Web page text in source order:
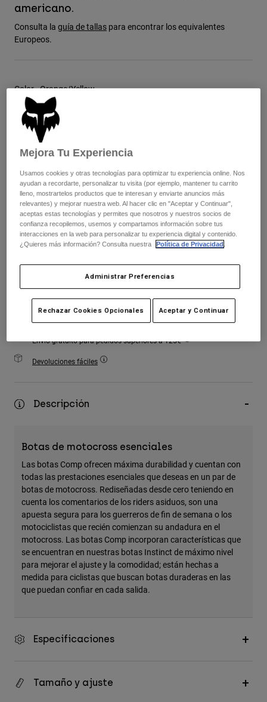
Product Help
Guía de Equipamiento de MTB
Guía de cuidado de cascos
Explorar Moto
Guía de cuidado de cascos
Guía de cuidado de las botas
Camisetas
Sudaderas
Accesorios
Gorras y Gorros
Bolsas y Mochilas
Calcetines
Stickers
Otros Accesorios
Ver todo
Chaquetas
Calcetines
Ver todo
Ropa Casual
Tops
Sudaderas
Chaquetas
Pantalones
Pantalones Cortos
Bañadores
Ver todo
Ver Todo
Bolsas y Mochilas
Gorras y Gorros
Ver todo
americano.
Consulta la guía de tallas para encontrar los equivalentes
Europeos.
Color -Orange/Yellow
seleccionado
Cuadro de tallas
8 9 9.5 10 10.5 11
11.5 12 13 14
Añadir al carrito
Envío gratuito para pedidos superiores a 125€
Devoluciones fáciles
Descripción
Botas de motocross esenciales
Las botas Comp ofrecen máxima durabilidad y cuentan con
todas las prestaciones esenciales que deseas en un par de
botas de motocross. Rediseñadas desde cero teniendo en
cuenta los comentarios de los riders asiduos, son una
apuesta segura para los guerreros de fin de semana o los
motociclistas que recién comienzan su andadura en el
motocross. Las botas Comp incorporan características que
se encuentran en nuestras botas Instinct de máximo nivel
para mejorar el ajuste y la comodidad; están hechas a
medida para ciclistas que buscan botas duraderas en las
que puedan confiar en cada salida.
Especificaciones
Tamaño y ajuste
Mejora Tu Experiencia
Usamos cookies y otras tecnologías para optimizar tu experiencia online. Nos
ayudan a recordarte, personalizar tu visita (por ejemplo, mantener tu carrito
lleno, mostrartelos productos que te interesan y enviarte anuncios más
relevantes) y mejorar nuestra web. Al hacer clic en "Aceptar y Continuar",
aceptas estas tecnologías y permites que nosotros y nuestros socios de
confianza recopilemos, usemos y compartamos información sobre tus
interacciones en la web para personalizar tu experiencia digital y contenido.
¿Quieres más información? Consulta nuestra
Política de Privacidad
Administrar Preferencias
Rechazar Cookies Opcionales Aceptar y Continuar